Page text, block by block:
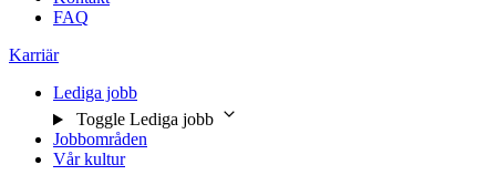
FAQ
Karriär
Lediga jobb
Toggle Lediga jobb
Jobbområden
Vår kultur